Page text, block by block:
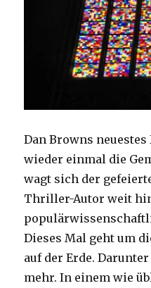
Dan Browns
wieder einmal die
wagt sich der
Thriller-Autor weit
Dieses Mal geht um
auf der Erde.
mehr. In einem wie